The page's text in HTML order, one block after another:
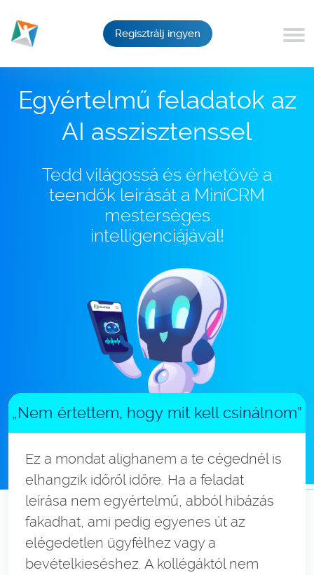
Regisztrálj ingyen
Egyértelmű feladatok az
AI asszisztenssel
Tedd világossá és érhetővé a
teendők leírását a MiniCRM
mesterséges
intelligenciájával!
„Nem értettem, hogy mit kell csinálnom”
Ez a mondat alighanem a te cégednél is
elhangzik időről időre. Ha a feladat
leírása nem egyértelmű, abból hibázás
fakadhat, ami pedig egyenes út az
elégedetlen ügyfélhez vagy a
bevételkieséshez. A kollégáktól nem